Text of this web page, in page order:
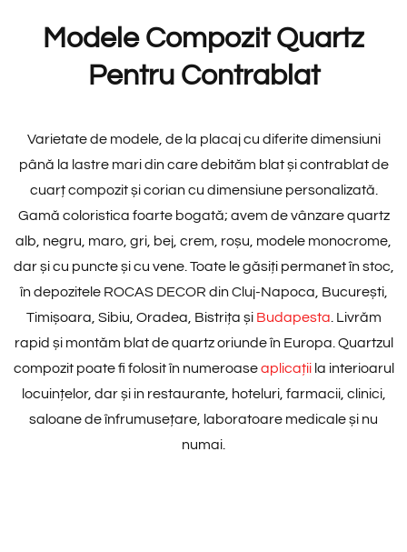
Modele Compozit Quartz
Pentru Contrablat
Varietate de modele, de la placaj cu diferite dimensiuni
până la lastre mari din care debităm blat și contrablat de
cuarț compozit și corian cu dimensiune personalizată.
Gamă coloristica foarte bogată; avem de vânzare quartz
alb, negru, maro, gri, bej, crem, roșu, modele monocrome,
dar și cu puncte și cu vene. Toate le găsiți permanet în stoc,
în depozitele ROCAS DECOR din Cluj-Napoca, București,
Timișoara, Sibiu, Oradea, Bistrița și Budapesta . Livrăm
rapid și montăm blat de quartz oriunde în Europa. Quartzul
compozit poate fi folosit în numeroaseaplicațiila interioarul
locuințelor, dar și in restaurante, hoteluri, farmacii, clinici,
saloane de înfrumusețare, laboratoare medicale și nu
numai.